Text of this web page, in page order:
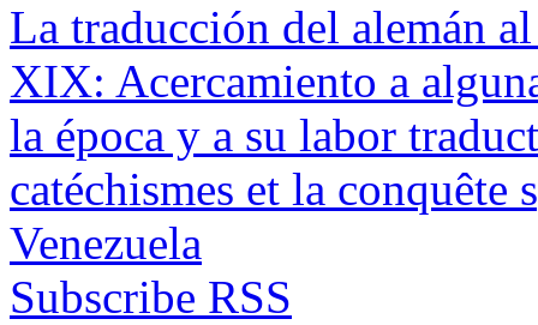
La traducción del alemán
XIX: Acercamiento a
la época y a su labor
catéchismes et la
Venezuela
Subscribe RSS